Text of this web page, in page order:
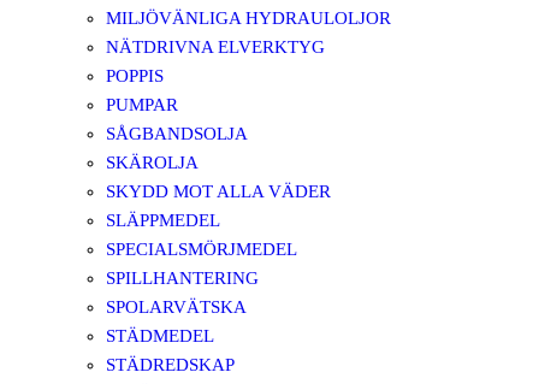
MILJÖVÄNLIGA HYDRAULOLJOR
NÄTDRIVNA ELVERKTYG
POPPIS
PUMPAR
SÅGBANDSOLJA
SKÄROLJA
SKYDD MOT ALLA VÄDER
SLÄPPMEDEL
SPECIALSMÖRJMEDEL
SPILLHANTERING
SPOLARVÄTSKA
STÄDMEDEL
STÄDREDSKAP